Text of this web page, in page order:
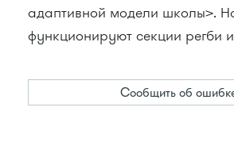
адаптивной модели школы>.
функционируют секции регби
Сообщить об